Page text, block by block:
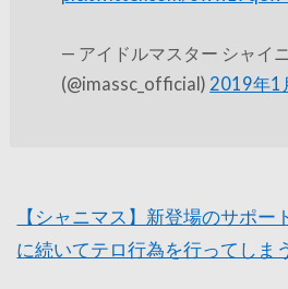
— アイドルマスター シャイ
(@imassc_official) 2019年1
【シャニマス】新登場のサポー
に続いてテロ行為を行ってしま